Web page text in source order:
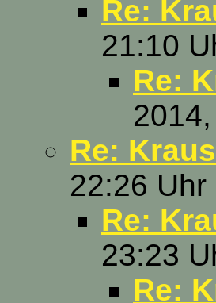
Re:
21:10
Re:
Re:
22:26 Uhr
Re:
23:23
Re: